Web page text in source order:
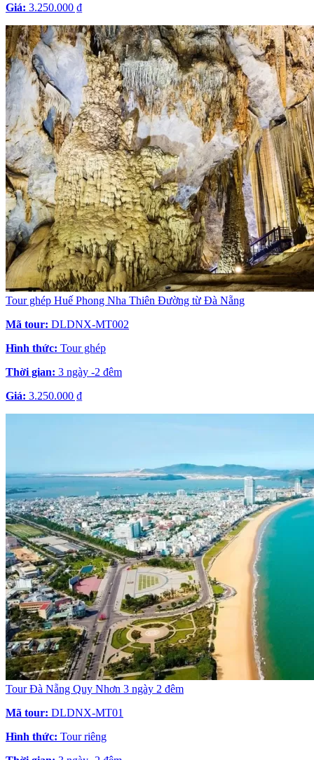
Giá: 3.250.000 ₫
Tour ghép Huế Phong Nha Thiên Đường từ Đà Nẵng
Mã tour: DLDNX-MT002
Hình thức: Tour ghép
Thời gian: 3 ngày -2 đêm
Giá: 3.250.000 ₫
Tour Đà Nẵng Quy Nhơn 3 ngày 2 đêm
Mã tour: DLDNX-MT01
Hình thức: Tour riêng